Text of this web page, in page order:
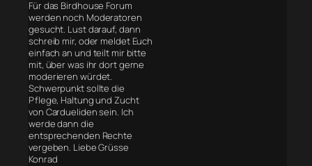
Für das Birdhouse Forum
werden noch Moderatoren
gesucht. Lust darauf, dann
schreib mir, oder meldet Euch
einfach an und teilt mir bitte
mit, über was ihr dort gerne
moderieren würdet.
Schwerpunkt sollte die
Pflege, Haltung und Zucht
von Cardueliden sein. Ich
werde dann die
entsprechenden Rechte
vergeben. Liebe Grüsse
Konrad